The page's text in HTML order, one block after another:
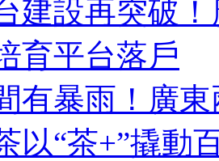
建設再突破
育平台落戶
有暴雨！廣
以“茶+”撬動